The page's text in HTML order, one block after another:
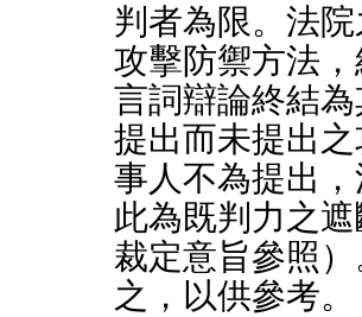
判者為限。法
攻擊防禦方法
言詞辯論終結
提出而未提出
事人不為提出
此為既判力之
裁定意旨參照
之，以供參考。